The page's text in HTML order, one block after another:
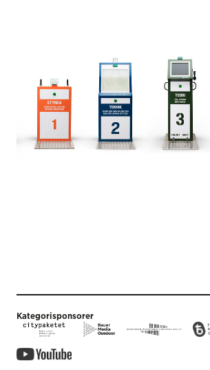
Kategorisponsorer